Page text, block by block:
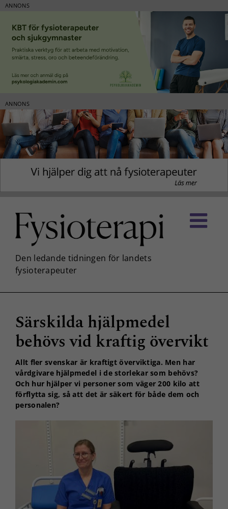
ANNONS
ANNONS
innehållet
Särskilda hjälpmedel
behövs vid kraftig övervikt
Allt fler svenskar är kraftigt överviktiga. Men har
vårdgivare hjälpmedel i de storlekar som behövs?
Och hur hjälper vi personer som väger 200 kilo att
förflytta sig, så att det är säkert för både dem och
personalen?